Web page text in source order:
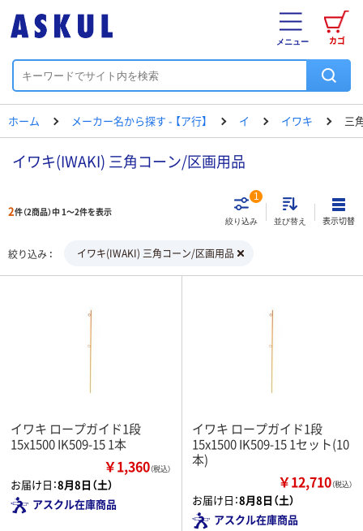
カゴ
メニュー
ホーム メーカー名から探す - 【ア行】 イ イワキ 三
イワキ(IWAKI) 三角コーン/区画用品
2件（2商品）中 1～2件を表示
絞り込み
1
並び替え 表示切替
絞り込み イワキ(IWAKI) 三角コーン/区画用品
イワキ ロープガイド1段
15x1500 IK509-15 1本
￥1,360（税込）
お届け日：8月8日（土）
アスクル在庫商品
イワキ ロープガイド1段
15x1500 IK509-15 1セット(10
本)
￥12,710（税込）
お届け日：8月8日（土）
アスクル在庫商品